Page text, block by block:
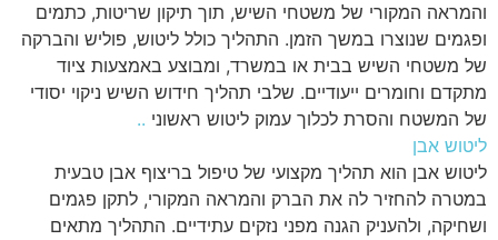
והמראה המקורי של משטחי השיש, תוך תיקון שריטות, כתמים
ופגמים שנוצרו במשך הזמן. התהליך כולל ליטוש, פוליש והברקה
של משטחי השיש בבית או במשרד, ומבוצע באמצעות ציוד
מתקדם וחומרים ייעודיים. שלבי תהליך חידוש השיש ניקוי יסודי
של המשטח והסרת לכלוך עמוק ליטוש ראשוני ..
ליטוש אבן
ליטוש אבן הוא תהליך מקצועי של טיפול בריצוף אבן טבעית
במטרה להחזיר לה את הברק והמראה המקורי, לתקן פגמים
ושחיקה, ולהעניק הגנה מפני נזקים עתידיים. התהליך מתאים